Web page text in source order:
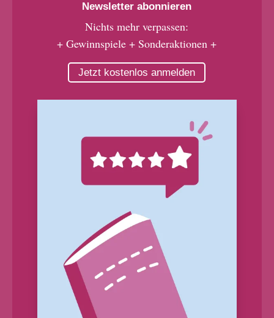
Newsletter abonnieren
Nichts mehr verpassen:
+ Gewinnspiele + Sonderaktionen +
Jetzt kostenlos anmelden